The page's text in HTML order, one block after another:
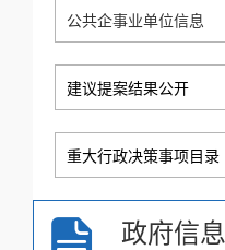
公共企事业单位信息
建议提案结果公开
重大行政决策事项目录
政府信息